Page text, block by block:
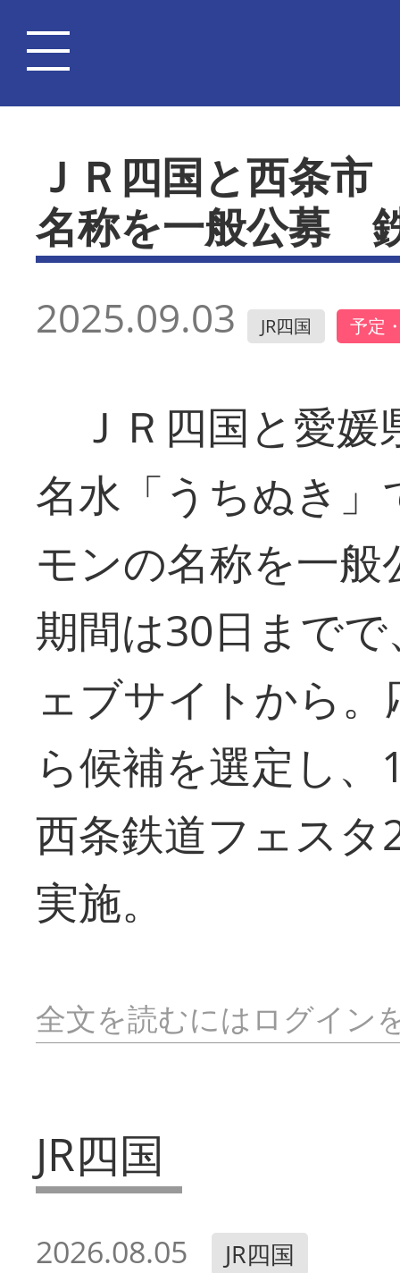
ＪＲ四国と西条
名称を一般公募
2025.09.03 JR四国 予定
ＪＲ四国と愛媛
名水「うちぬき
モンの名称を一
期間は30日までで
ェブサイトから
ら候補を選定し
西条鉄道フェス
実施。
全文を読むにはログイン
JR四国
2026.08.05 JR四国